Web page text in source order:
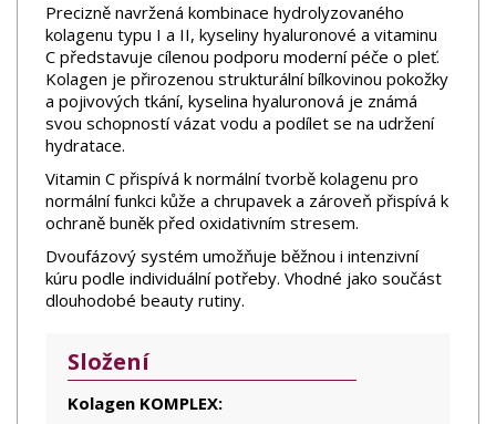
Precizně navržená kombinace hydrolyzovaného
kolagenu typu I a II, kyseliny hyaluronové a vitaminu
C představuje cílenou podporu moderní péče o pleť.
Kolagen je přirozenou strukturální bílkovinou pokožky
a pojivových tkání, kyselina hyaluronová je známá
svou schopností vázat vodu a podílet se na udržení
hydratace.
Vitamin C přispívá k normální tvorbě kolagenu pro
normální funkci kůže a chrupavek a zároveň přispívá k
ochraně buněk před oxidativním stresem.
Dvoufázový systém umožňuje běžnou i intenzivní
kúru podle individuální potřeby. Vhodné jako součást
dlouhodobé beauty rutiny.
Složení
Kolagen KOMPLEX: